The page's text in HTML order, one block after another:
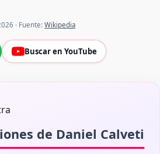
· Fuente: Wikipedia
Buscar en YouTube
de Daniel Calveti